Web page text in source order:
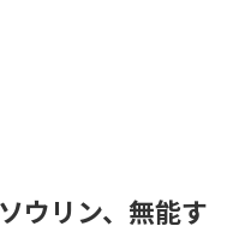
ウリン、無能す